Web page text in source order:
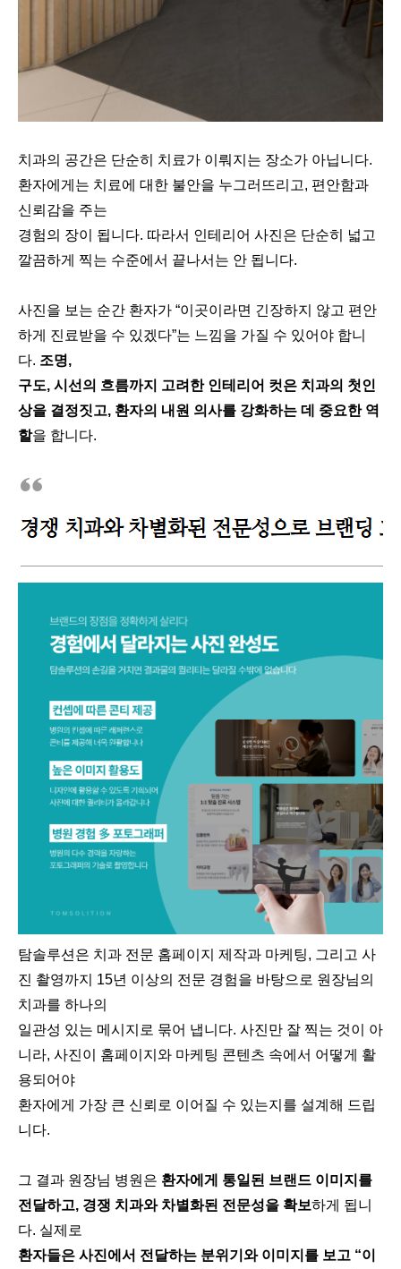
치과의 공간은 단순히 치료가 이뤄지는 장소가 아닙니다.
환자에게는 치료에 대한 불안을 누그러뜨리고, 편안함과
신뢰감을 주는
경험의 장이 됩니다. 따라서 인테리어 사진은 단순히 넓고
깔끔하게 찍는 수준에서 끝나서는 안 됩니다.
사진을 보는 순간 환자가 “이곳이라면 긴장하지 않고 편안
하게 진료받을 수 있겠다”는 느낌을 가질 수 있어야 합니
다. 조명,
구도, 시선의 흐름까지 고려한 인테리어 컷은 치과의 첫인
상을 결정짓고, 환자의 내원 의사를 강화하는 데 중요한 역
할을 합니다.
탐솔루션은 치과 전문 홈페이지 제작과 마케팅, 그리고 사
진 촬영까지 15년 이상의 전문 경험을 바탕으로 원장님의
치과를 하나의
일관성 있는 메시지로 묶어 냅니다. 사진만 잘 찍는 것이 아
니라, 사진이 홈페이지와 마케팅 콘텐츠 속에서 어떻게 활
용되어야
환자에게 가장 큰 신뢰로 이어질 수 있는지를 설계해 드립
니다.
그 결과 원장님 병원은 환자에게 통일된 브랜드 이미지를
전달하고, 경쟁 치과와 차별화된 전문성을 확보하게 됩니
다. 실제로
환자들은 사진에서 전달하는 분위기와 이미지를 보고 “이